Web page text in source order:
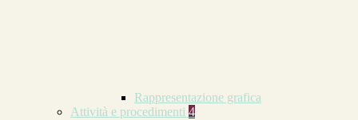
Rappresentazione grafica
Attività e procedimenti 4